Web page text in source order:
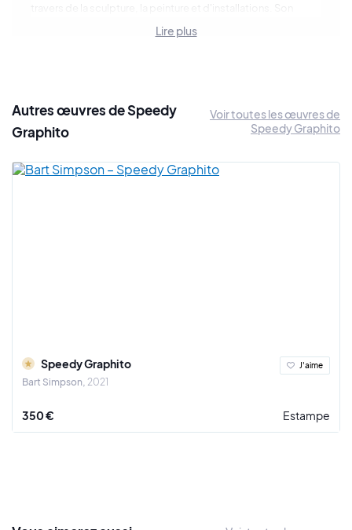
travers de la sculpture, la peinture et d'installations. Son
œuvre est incroyablement en accord avec son époque.
messages. Il s'approprie des images connues de tous en
faisant appel à l'imagerie populaires : les super héros, les
marques et autres symboles mondialement connus. Par ce
des sociétés occidentales qui sont de plus en plus
Lire plus
Autres œuvres de Speedy
Graphito
Voir toutes les œuvres de
Speedy Graphito
Speedy Graphito
Bart Simpson 2021
J'aime
350 € Estampe